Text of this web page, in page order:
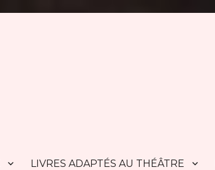
LIVRES ADAPTÉS AU THÉÂTRE